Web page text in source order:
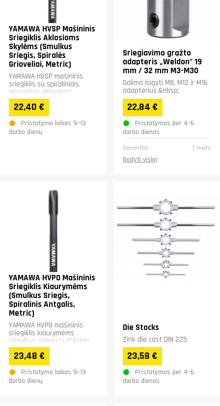
YAMAWA HVSP Mašininis
Sriegiklis Aklosioms
Skylėms (Smulkus
Sriegis, Spiralės
Grioveliai, Metric)
YAMAWA HVSP mašininis
sriegiklis su spiraliniais
grioveliais aklosioms
skylėms (smulkus sriegis)
užtikrina...
22,40 €
Pristatymo laikas 9–13
darbo dienų
Sriegiavimo grąžto
adapteris „Weldon" 19
mm / 32 mm M3-M30
Galima įsigyti M8, M12 ir M16
adapterius.&nbsp;
22,84 €
Pristatymas per 4–6
darbo dienas
Garantija
1 metų
Rodyti viską
YAMAWA HVPO Mašininis
Sriegiklis Kiaurymėms
(Smulkus Sriegis,
Spiralinis Antgalis,
Metric)
YAMAWA HVPO mašininis
sriegiklis kiaurymėms
(smulkus sriegis) užtikrina
greitą drožlių pašalinimą ir
stabilų darbą. Unikali...
23,48 €
Pristatymo laikas 9–13
darbo dienų
Die Stocks
Zink die cast DIN 225
23,58 €
Pristatymas per 4–6
darbo dienas